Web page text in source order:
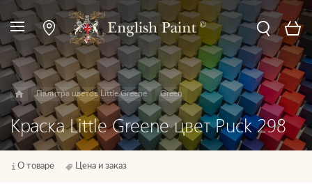
Палитра цветов Little Greene Green
Краска Little Greene цвет Puck 298
О товаре Цена и заказ